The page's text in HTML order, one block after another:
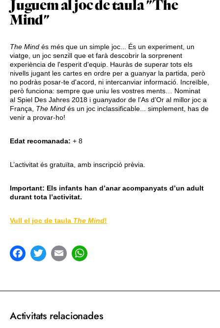
Juguem al joc de taula "The
Mind"
The Mind és més que un simple joc... És un experiment, un
viatge, un joc senzill que et farà descobrir la sorprenent
experiència de l'esperit d'equip. Hauràs de superar tots els
nivells jugant les cartes en ordre per a guanyar la partida, però
no podràs posar-te d'acord, ni intercanviar informació. Increïble,
però funciona: sempre que uniu les vostres ments… Nominat
al Spiel Des Jahres 2018 i guanyador de l'As d’Or al millor joc a
França, The Mind és un joc inclassificable... simplement, has de
venir a provar-ho!
Edat recomanada: + 8
L’activitat és gratuïta, amb inscripció prèvia.
Important: Els infants han d’anar acompanyats d’un adult
durant tota l’activitat.
Vull el joc de taula The Mind!
Activitats relacionades